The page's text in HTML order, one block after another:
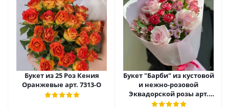
Букет из 25 Роз Кения
Оранжевые арт. 7313-О
Букет "Барби" из кустовой
и нежно-розовой
Эквадорской розы арт.
27790